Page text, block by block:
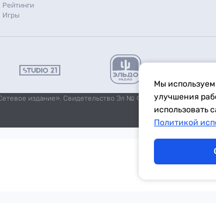
Рейтинги
Игры
издание». Свидетельство Эл № ФС77-59972 от
Мы
улучшения
использовать
Политикой